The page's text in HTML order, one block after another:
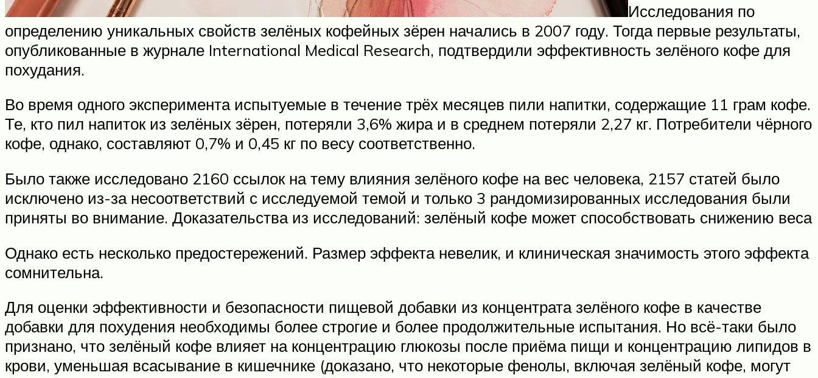
Исследования по
определению уникальных свойств зелёных кофейных зёрен начались в 2007 году. Тогда первые результаты,
опубликованные в журнале International Medical Research, подтвердили эффективность зелёного кофе для
похудания.
Во время одного эксперимента испытуемые в течение трёх месяцев пили напитки, содержащие 11 грам кофе.
Те, кто пил напиток из зелёных зёрен, потеряли 3,6% жира и в среднем потеряли 2,27 кг. Потребители чёрного
кофе, однако, составляют 0,7% и 0,45 кг по весу соответственно.
Было также исследовано 2160 ссылок на тему влияния зелёного кофе на вес человека, 2157 статей было
исключено из-за несоответствий с исследуемой темой и только 3 рандомизированных исследования были
приняты во внимание. Доказательства из исследований: зелёный кофе может способствовать снижению веса
Однако есть несколько предостережений. Размер эффекта невелик, и клиническая значимость этого эффекта
сомнительна.
Для оценки эффективности и безопасности пищевой добавки из концентрата зелёного кофе в качестве
добавки для похудения необходимы более строгие и более продолжительные испытания. Но всё-таки было
признано, что зелёный кофе влияет на концентрацию глюкозы после приёма пищи и концентрацию липидов в
крови, уменьшая всасывание в кишечнике (доказано, что некоторые фенолы, включая зелёный кофе, могут